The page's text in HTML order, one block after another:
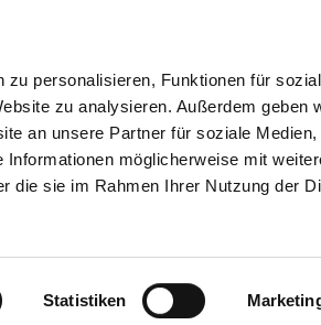
personalisieren, Funktionen für
zu analysieren. Außerdem geben
an unsere Partner für soziale Medien,
möglicherweise mit
die sie im Rahmen Ihrer Nutzung der
Statistiken